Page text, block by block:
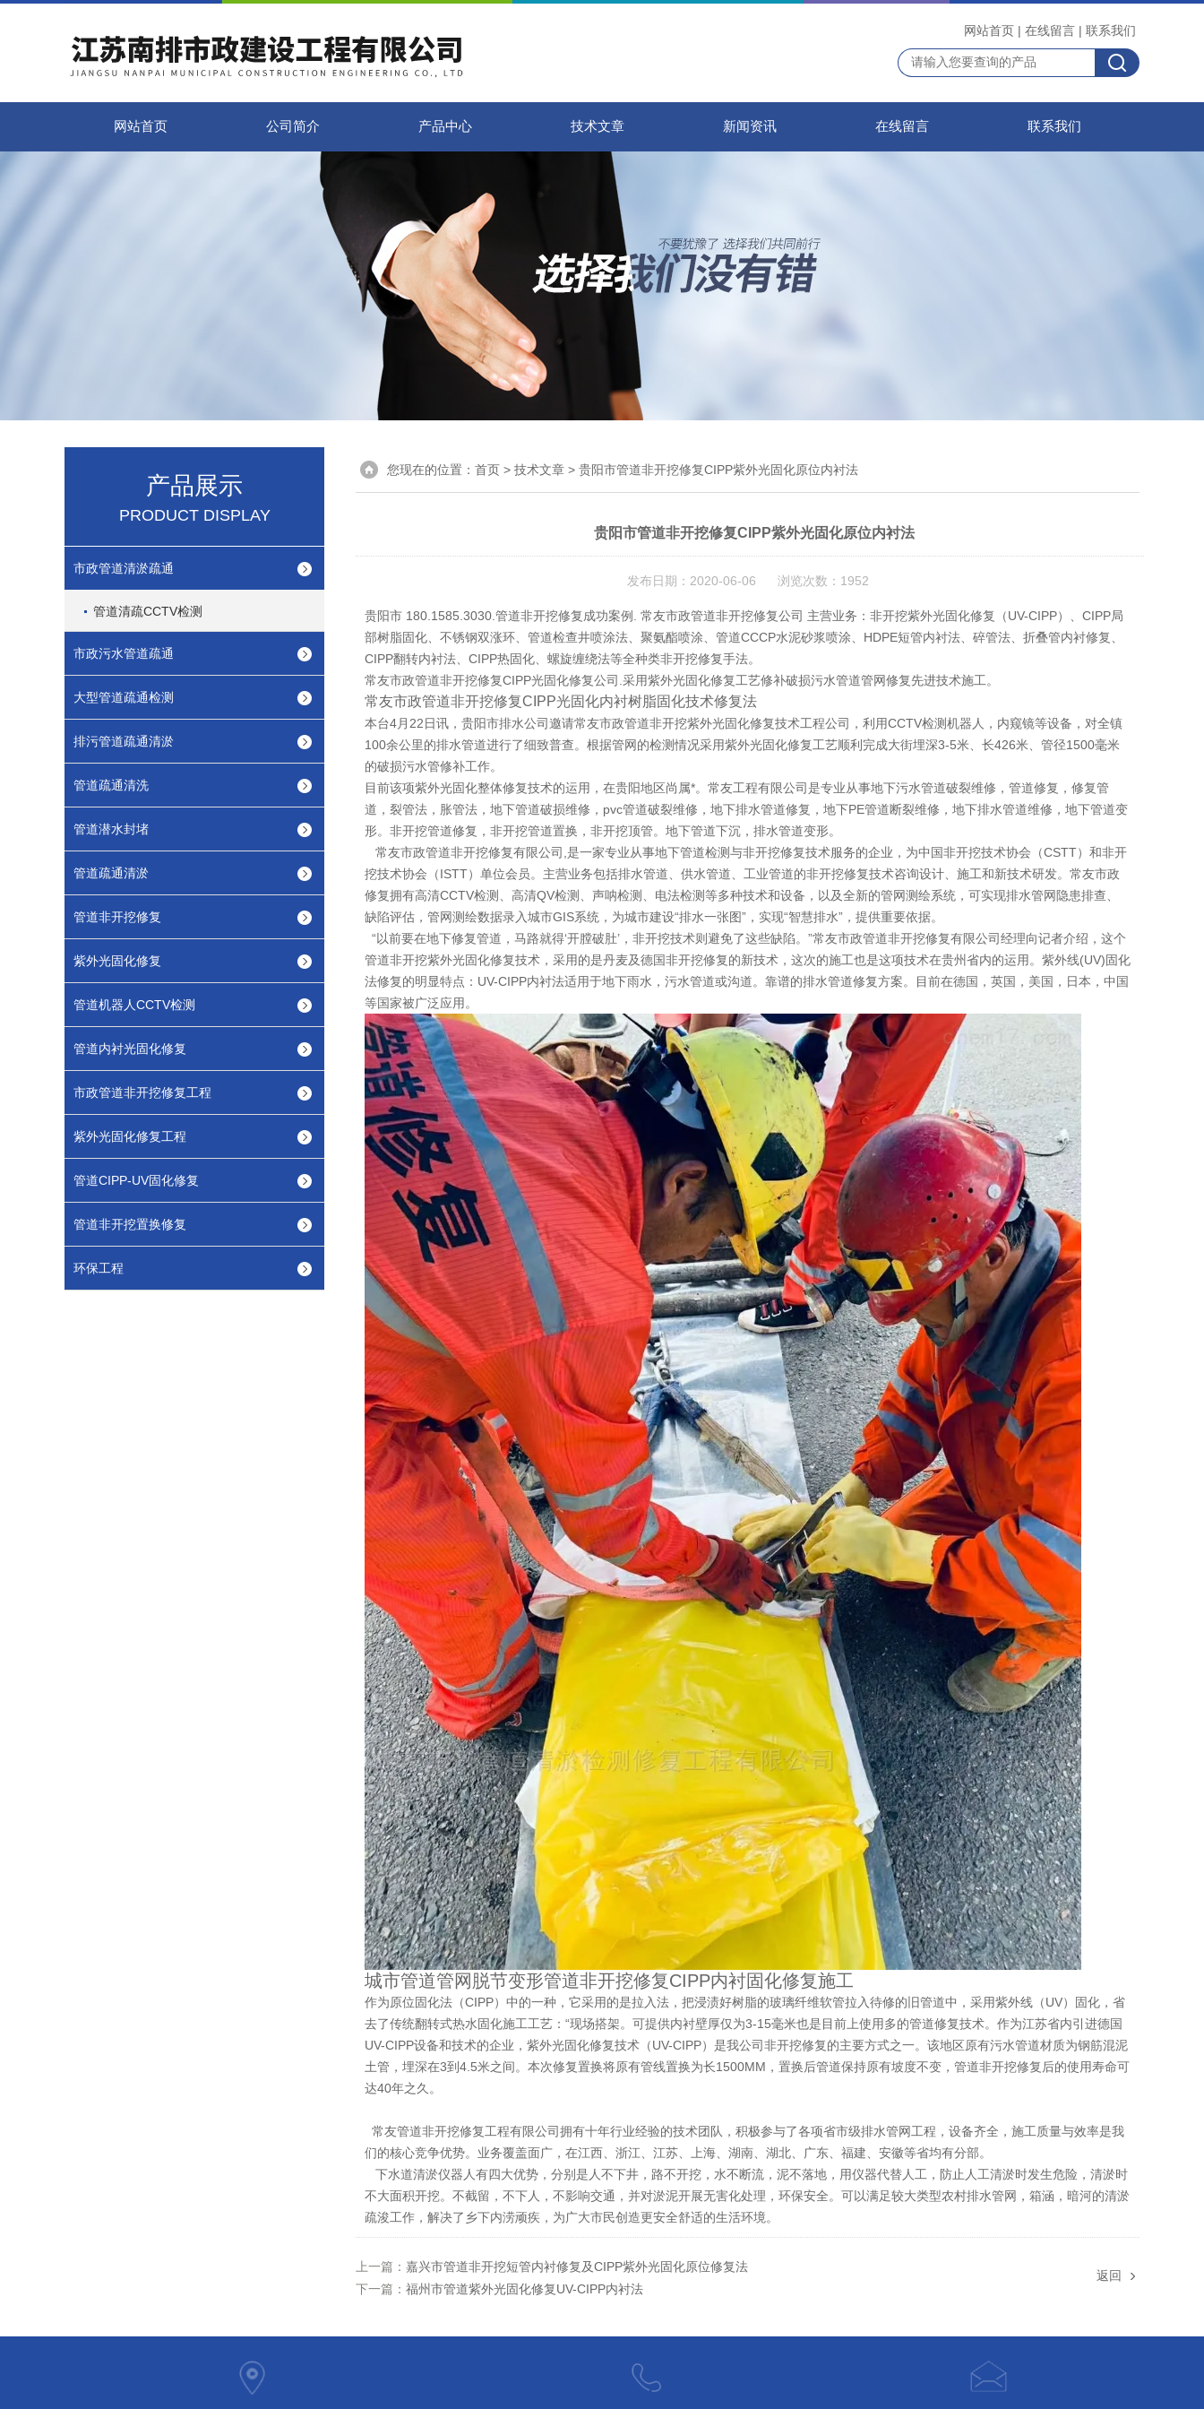
网站首页 | 在线留言 | 联系我们
网站首页 公司简介 产品中心 技术文章 新闻资讯 在线留言 联系我们
产品展示
PRODUCT DISPLAY
市政管道清淤疏通
管道清疏CCTV检测
市政污水管道疏通
大型管道疏通检测
排污管道疏通清淤
管道疏通清洗
管道潜水封堵
管道疏通清淤
管道非开挖修复
紫外光固化修复
管道机器人CCTV检测
管道内衬光固化修复
市政管道非开挖修复工程
紫外光固化修复工程
管道CIPP-UV固化修复
管道非开挖置换修复
环保工程
您现在的位置： 首页 > 技术文章 > 贵阳市管道非开挖修复CIPP紫外光固化原位内衬法
贵阳市管道非开挖修复CIPP紫外光固化原位内衬法
发布日期：2020-06-06 浏览次数：1952
贵阳市 180.1585.3030.管道非开挖修复成功案例. 常友市政管道非开挖修复公司 主营业务：非开挖紫外光固化修复（UV-CIPP）、CIPP局
部树脂固化、不锈钢双涨环、管道检查井喷涂法、聚氨酯喷涂、管道CCCP水泥砂浆喷涂、HDPE短管内衬法、碎管法、折叠管内衬修复、
CIPP翻转内衬法、CIPP热固化、螺旋缠绕法等全种类非开挖修复手法。
常友市政管道非开挖修复CIPP光固化修复公司.采用紫外光固化修复工艺修补破损污水管道管网修复先进技术施工。
常友市政管道非开挖修复CIPP光固化内衬树脂固化技术修复法
本台4月22日讯，贵阳市排水公司邀请常友市政管道非开挖紫外光固化修复技术工程公司，利用CCTV检测机器人，内窥镜等设备，对全镇
100余公里的排水管道进行了细致普查。根据管网的检测情况采用紫外光固化修复工艺顺利完成大街埋深3-5米、长426米、管径1500毫米
的破损污水管修补工作。
目前该项紫外光固化整体修复技术的运用，在贵阳地区尚属*。常友工程有限公司是专业从事地下污水管道破裂维修，管道修复，修复管
道，裂管法，胀管法，地下管道破损维修，pvc管道破裂维修，地下排水管道修复，地下PE管道断裂维修，地下排水管道维修，地下管道变
形。非开挖管道修复，非开挖管道置换，非开挖顶管。地下管道下沉，排水管道变形。
常友市政管道非开挖修复有限公司,是一家专业从事地下管道检测与非开挖修复技术服务的企业，为中国非开挖技术协会（CSTT）和非开
挖技术协会（ISTT）单位会员。主营业务包括排水管道、供水管道、工业管道的非开挖修复技术咨询设计、施工和新技术研发。常友市政
修复拥有高清CCTV检测、高清QV检测、声呐检测、电法检测等多种技术和设备，以及全新的管网测绘系统，可实现排水管网隐患排查、
缺陷评估，管网测绘数据录入城市GIS系统，为城市建设“排水一张图”，实现“智慧排水”，提供重要依据。
“以前要在地下修复管道，马路就得‘开膛破肚’，非开挖技术则避免了这些缺陷。”常友市政管道非开挖修复有限公司经理向记者介绍，这个
管道非开挖紫外光固化修复技术，采用的是丹麦及德国非开挖修复的新技术，这次的施工也是这项技术在贵州省内的运用。紫外线(UV)固化
法修复的明显特点：UV-CIPP内衬法适用于地下雨水，污水管道或沟道。靠谱的排水管道修复方案。目前在德国，英国，美国，日本，中国
等国家被广泛应用。
城市管道管网脱节变形管道非开挖修复CIPP内衬固化修复施工
作为原位固化法（CIPP）中的一种，它采用的是拉入法，把浸渍好树脂的玻璃纤维软管拉入待修的旧管道中，采用紫外线（UV）固化，省
去了传统翻转式热水固化施工工艺：“现场搭架。可提供内衬壁厚仅为3-15毫米也是目前上使用多的管道修复技术。作为江苏省内引进德国
UV-CIPP设备和技术的企业，紫外光固化修复技术（UV-CIPP）是我公司非开挖修复的主要方式之一。该地区原有污水管道材质为钢筋混泥
土管，埋深在3到4.5米之间。本次修复置换将原有管线置换为长1500MM，置换后管道保持原有坡度不变，管道非开挖修复后的使用寿命可
达40年之久。
常友管道非开挖修复工程有限公司拥有十年行业经验的技术团队，积极参与了各项省市级排水管网工程，设备齐全，施工质量与效率是我
们的核心竞争优势。业务覆盖面广，在江西、浙江、江苏、上海、湖南、湖北、广东、福建、安徽等省均有分部。
下水道清淤仪器人有四大优势，分别是人不下井，路不开挖，水不断流，泥不落地，用仪器代替人工，防止人工清淤时发生危险，清淤时
不大面积开挖。不截留，不下人，不影响交通，并对淤泥开展无害化处理，环保安全。可以满足较大类型农村排水管网，箱涵，暗河的清淤
疏浚工作，解决了乡下内涝顽疾，为广大市民创造更安全舒适的生活环境。
上一篇： 嘉兴市管道非开挖短管内衬修复及CIPP紫外光固化原位修复法
下一篇： 福州市管道紫外光固化修复UV-CIPP内衬法
返回